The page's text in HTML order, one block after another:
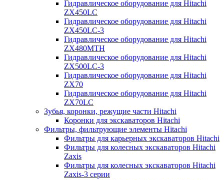
Гидравлическое оборудование для Hitachi
ZX450LC
Гидравлическое оборудование для Hitachi
ZX450LC-3
Гидравлическое оборудование для Hitachi
ZX480MTH
Гидравлическое оборудование для Hitachi
ZX500LC-3
Гидравлическое оборудование для Hitachi
ZX70
Гидравлическое оборудование для Hitachi
ZX70LC
Зубья, коронки, режущие части Hitachi
Коронки для экскаваторов Hitachi
Фильтры, фильтрующие элементы Hitachi
Фильтры для карьерных экскаваторов Hitachi
Фильтры для колесных экскаваторов Hitachi
Zaxis
Фильтры для колесных экскаваторов Hitachi
Zaxis-3 серии